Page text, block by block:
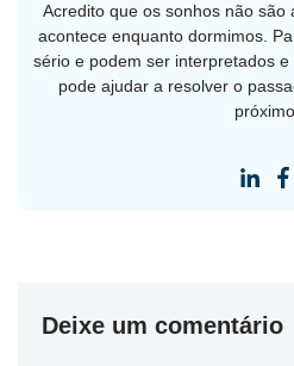
Acredito que os sonhos não são
acontece enquanto dormimos.
sério e podem ser interpretados
pode ajudar a resolver o
próximo.
Deixe um comentário